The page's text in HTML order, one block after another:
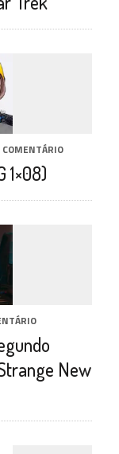
1×08)
New